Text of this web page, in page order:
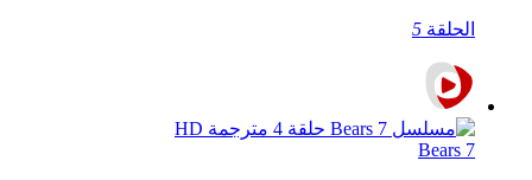
الحلقة 5
7 Bears